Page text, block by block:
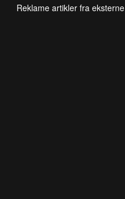
Reklame artikler fra eksterne